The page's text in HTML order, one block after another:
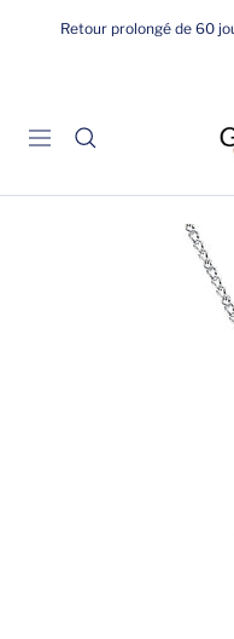
Retour prolongé de 60
Navigation